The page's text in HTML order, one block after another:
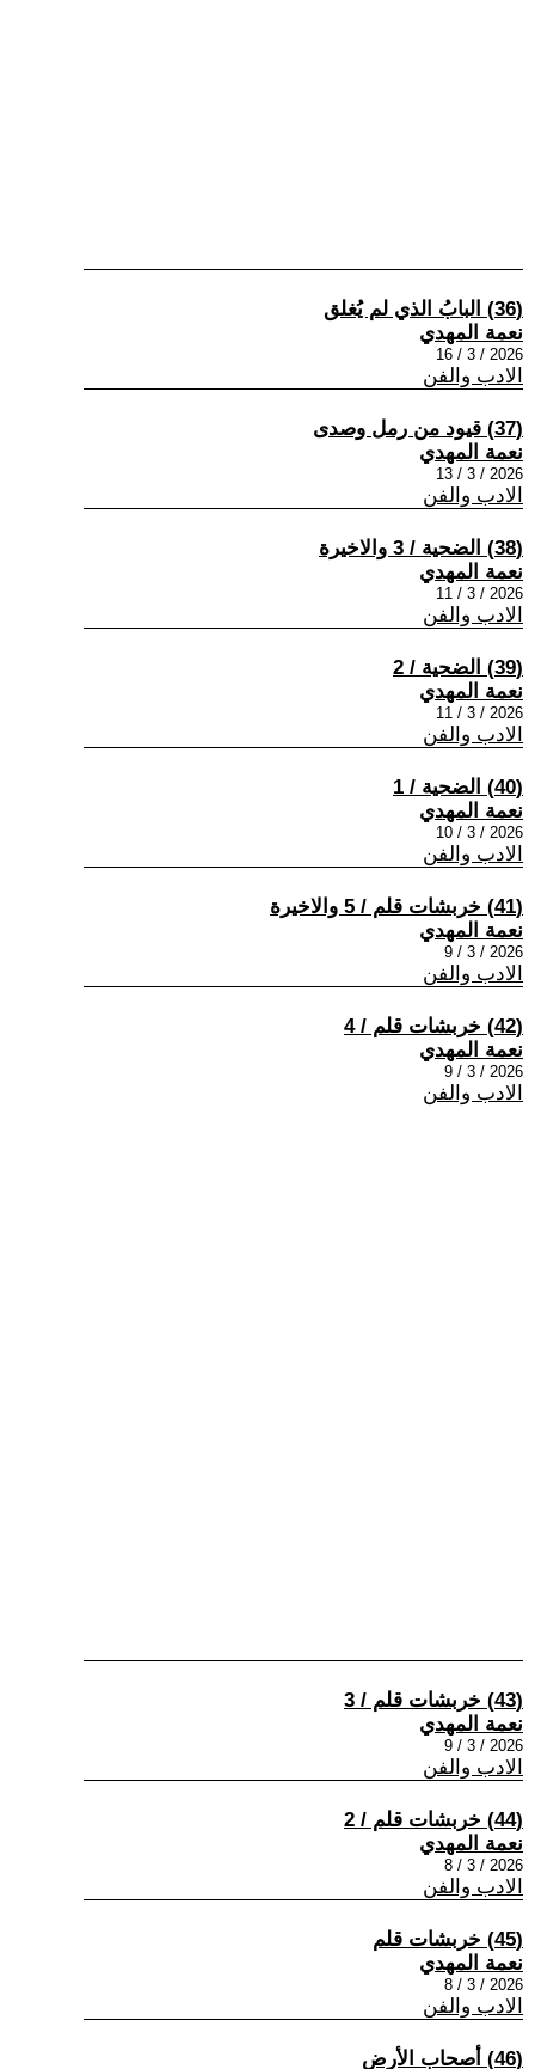
(36) البابُ الذي لم يُغلق
نعمة المهدي
2026 / 3 / 16
الادب والفن
(37) قيود من رمل وصدى
نعمة المهدي
2026 / 3 / 13
الادب والفن
(38) الضحية / 3 والاخيرة
نعمة المهدي
2026 / 3 / 11
الادب والفن
(39) الضحية / 2
نعمة المهدي
2026 / 3 / 11
الادب والفن
(40) الضحية / 1
نعمة المهدي
2026 / 3 / 10
الادب والفن
(41) خربشات قلم / 5 والاخيرة
نعمة المهدي
2026 / 3 / 9
الادب والفن
(42) خربشات قلم / 4
نعمة المهدي
2026 / 3 / 9
الادب والفن
(43) خربشات قلم / 3
نعمة المهدي
2026 / 3 / 9
الادب والفن
(44) خربشات قلم / 2
نعمة المهدي
2026 / 3 / 8
الادب والفن
(45) خربشات قلم
نعمة المهدي
2026 / 3 / 8
الادب والفن
(46) أصحاب الأرض